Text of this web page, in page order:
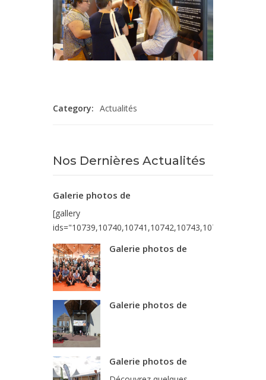
Category: Actualités
Nos Dernières Actualités
Galerie photos de
[gallery
Galerie photos de
Galerie photos de
Galerie photos de